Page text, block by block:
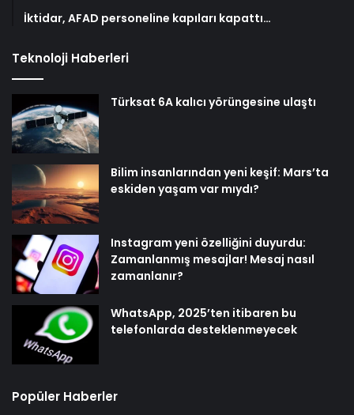
İktidar, AFAD personeline kapıları kapattı…
Teknoloji Haberleri
Türksat 6A kalıcı yörüngesine ulaştı
Bilim insanlarından yeni keşif: Mars’ta
eskiden yaşam var mıydı?
Instagram yeni özelliğini duyurdu:
Zamanlanmış mesajlar! Mesaj nasıl
zamanlanır?
WhatsApp, 2025’ten itibaren bu
telefonlarda desteklenmeyecek
Popüler Haberler